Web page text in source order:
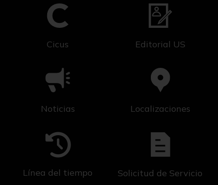
Cicus Editorial US
Noticias Localizaciones
Línea del tiempo Solicitud de Servicio